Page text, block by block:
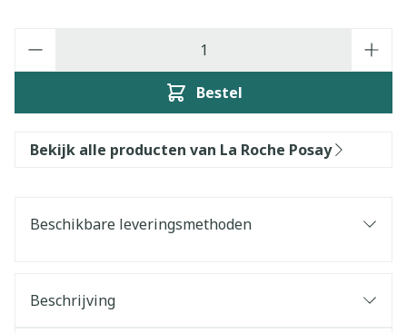
Bestel
Bekijk alle producten van La Roche Posay
Beschikbare leveringsmethoden
Beschrijving